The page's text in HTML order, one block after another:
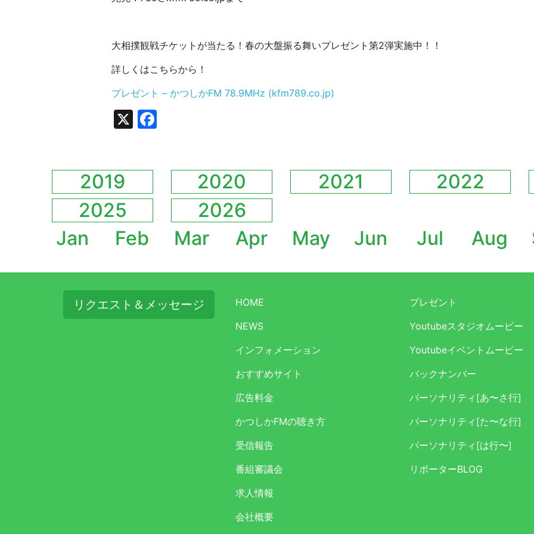
大相撲観戦チケットが当たる！春の大盤振る舞いプレゼント第2弾実施中！！
詳しくはこちらから！
プレゼント – かつしかFM 78.9MHz (kfm789.co.jp)
X Facebook
2019 2020 2021
2022
2025
2026
Jan
Feb Mar Apr May Jun Jul Aug
リクエスト＆メッセージ
HOME
NEWS
インフォメーション
おすすめサイト
広告料金
かつしかFMの聴き方
受信報告
番組審議会
求人情報
会社概要
プレゼント
Youtubeスタジオムービー
Youtubeイベントムービー
バックナンバー
パーソナリティ[あ〜さ行]
パーソナリティ[た〜な行]
パーソナリティ[は行〜]
リポーターBLOG